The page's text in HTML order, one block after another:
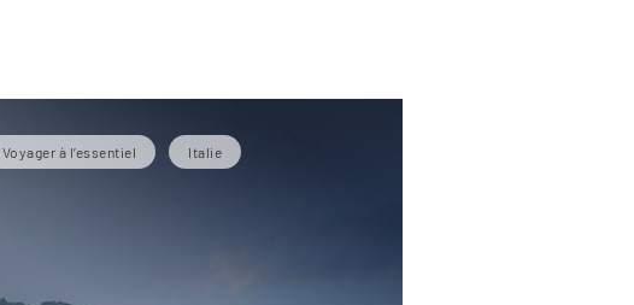
Voyager à l’essentiel Italie